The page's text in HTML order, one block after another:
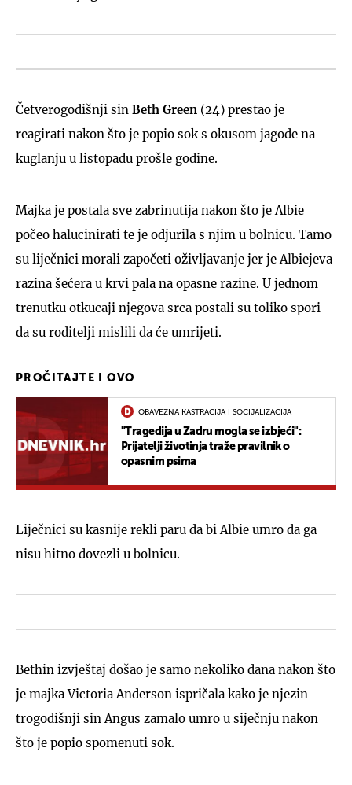
Četverogodišnji sin Beth Green (24) prestao je
reagirati nakon što je popio sok s okusom jagode na
kuglanju u listopadu prošle godine.
Majka je postala sve zabrinutija nakon što je Albie
počeo halucinirati te je odjurila s njim u bolnicu. Tamo
su liječnici morali započeti oživljavanje jer je Albiejeva
razina šećera u krvi pala na opasne razine. U jednom
trenutku otkucaji njegova srca postali su toliko spori
da su roditelji mislili da će umrijeti.
PROČITAJTE I OVO
OBAVEZNA KASTRACIJA I SOCIJALIZACIJA
"Tragedija u Zadru mogla se izbjeći":
Prijatelji životinja traže pravilnik o
opasnim psima
Liječnici su kasnije rekli paru da bi Albie umro da ga
nisu hitno dovezli u bolnicu.
Bethin izvještaj došao je samo nekoliko dana nakon što
je majka Victoria Anderson ispričala kako je njezin
trogodišnji sin Angus zamalo umro u siječnju nakon
što je popio spomenuti sok.